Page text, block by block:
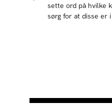
sette ord på hvilke
sørg for at disse er